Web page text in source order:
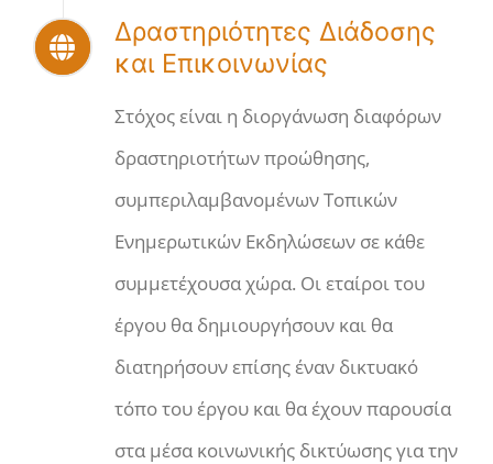
Δραστηριότητες Διάδοσης
και Επικοινωνίας
Στόχος είναι η διοργάνωση διαφόρων
δραστηριοτήτων προώθησης,
συμπεριλαμβανομένων Τοπικών
Ενημερωτικών Εκδηλώσεων σε κάθε
συμμετέχουσα χώρα. Οι εταίροι του
έργου θα δημιουργήσουν και θα
διατηρήσουν επίσης έναν δικτυακό
τόπο του έργου και θα έχουν παρουσία
στα μέσα κοινωνικής δικτύωσης για την